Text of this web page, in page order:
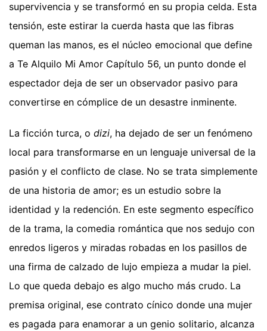
supervivencia y se transformó en su propia celda. Esta
tensión, este estirar la cuerda hasta que las fibras
queman las manos, es el núcleo emocional que define
a Te Alquilo Mi Amor Capítulo 56, un punto donde el
espectador deja de ser un observador pasivo para
convertirse en cómplice de un desastre inminente.
La ficción turca, o dizi, ha dejado de ser un fenómeno
local para transformarse en un lenguaje universal de la
pasión y el conflicto de clase. No se trata simplemente
de una historia de amor; es un estudio sobre la
identidad y la redención. En este segmento específico
de la trama, la comedia romántica que nos sedujo con
enredos ligeros y miradas robadas en los pasillos de
una firma de calzado de lujo empieza a mudar la piel.
Lo que queda debajo es algo mucho más crudo. La
premisa original, ese contrato cínico donde una mujer
es pagada para enamorar a un genio solitario, alcanza